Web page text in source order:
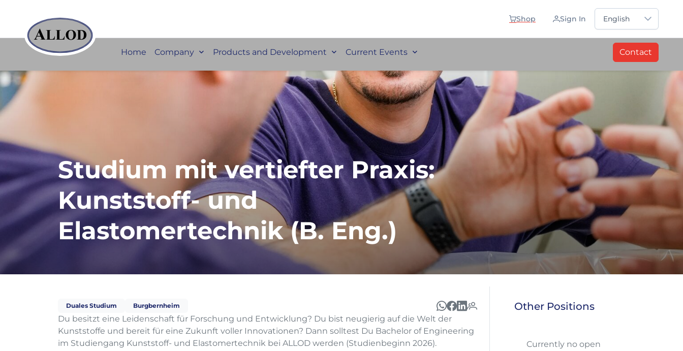
Shop Sign In
Sprache auswählen
English
Home Company Products and Development Current Events Contact
Studium mit vertiefter Praxis:
Kunststoff- und
Elastomertechnik (B. Eng.)
Duales Studium Burgbernheim
Du besitzt eine Leidenschaft für Forschung und Entwicklung? Du bist neugierig auf die Welt der
Kunststoffe und bereit für eine Zukunft voller Innovationen? Dann solltest Du Bachelor of Engineering
im Studiengang Kunststoff- und Elastomertechnik bei ALLOD werden (Studienbeginn 2026).
Other Positions
Currently no open